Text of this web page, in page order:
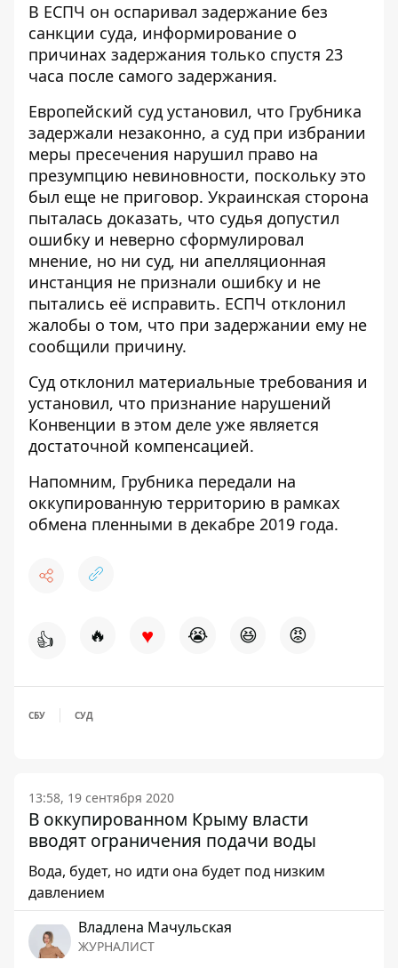
В ЕСПЧ он оспаривал задержание без
санкции суда, информирование о
причинах задержания только спустя 23
часа после самого задержания.
Европейский суд установил, что Грубника
задержали незаконно, а суд при избрании
меры пресечения нарушил право на
презумпцию невиновности, поскольку это
был еще не приговор. Украинская сторона
пыталась доказать, что судья допустил
ошибку и неверно сформулировал
мнение, но ни суд, ни апелляционная
инстанция не признали ошибку и не
пытались её исправить. ЕСПЧ отклонил
жалобы о том, что при задержании ему не
сообщили причину.
Суд отклонил материальные требования и
установил, что признание нарушений
Конвенции в этом деле уже является
достаточной компенсацией.
Напомним, Грубника передали на
оккупированную территорию в рамках
обмена пленными в декабре 2019 года.
👍 🔥 ♥ 😭 😆 😡
СБУ СУД
13:58, 19 сентября 2020
В оккупированном Крыму власти
вводят ограничения подачи воды
Вода, будет, но идти она будет под низким
давлением
Владлена Мачульская
ЖУРНАЛИСТ